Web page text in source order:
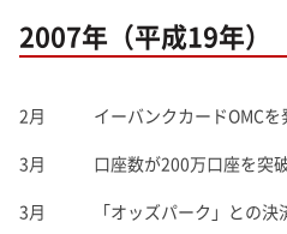
2007年（平成19年）
2月
イーバンクカードOMCを
3月
口座数が200万口座を突
3月
「オッズパーク」との